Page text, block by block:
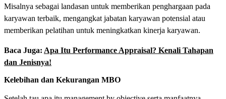
Misalnya sebagai landasan untuk memberikan penghargaan pada
karyawan terbaik, mengangkat jabatan karyawan potensial atau
memberikan pelatihan untuk meningkatkan kinerja karyawan.
Baca Juga: Apa Itu Performance Appraisal? Kenali Tahapan
dan Jenisnya!
Kelebihan dan Kekurangan MBO